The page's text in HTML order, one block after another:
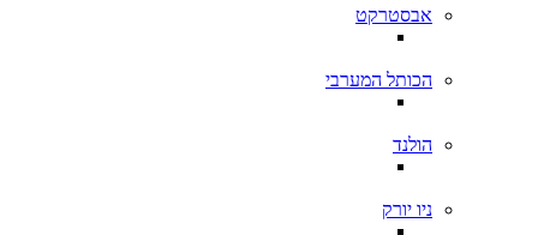
אבסטרקט
הכותל המערבי
הולנד
ניו יורק